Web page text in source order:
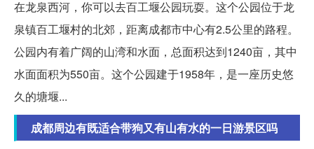
在龙泉西河，你可以去百工堰公园玩耍。这个公园位于龙
泉镇百工堰村的北郊，距离成都市中心有2.5公里的路程。
公园内有着广阔的山湾和水面，总面积达到1240亩，其中
水面面积为550亩。这个公园建于1958年，是一座历史悠
久的塘堰...
成都周边有既适合带狗又有山有水的一日游景区吗